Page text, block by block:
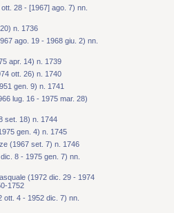
28 - [1967] ago. 7) nn.
n. 1736
ago. 19 - 1968 giu. 2) nn.
apr. 14) n. 1739
ott. 26) n. 1740
gen. 9) n. 1741
lug. 16 - 1975 mar. 28)
set. 18) n. 1744
gen. 4) n. 1745
(1967 set. 7) n. 1746
8 - 1975 gen. 7) nn.
(1972 dic. 29 - 1974
1752
ott. 4 - 1952 dic. 7) nn.